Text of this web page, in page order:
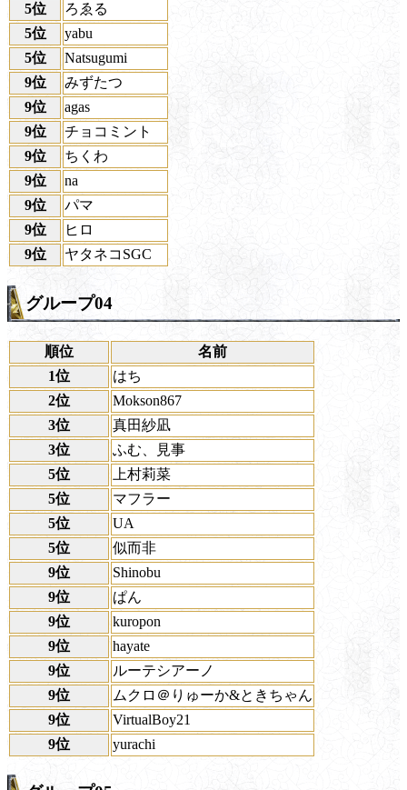
5位
ろゑる
5位
yabu
5位
Natsugumi
9位
みずたつ
9位
agas
9位
チョコミント
9位
ちくわ
9位
na
9位
パマ
9位
ヒロ
9位
ヤタネコSGC
グループ04
順位
名前
1位
はち
2位
Mokson867
3位
真田紗凪
3位
ふむ、見事
5位
上村莉菜
5位
マフラー
5位
UA
5位
似而非
9位
Shinobu
9位
ぱん
9位
kuropon
9位
hayate
9位
ルーテシアーノ
9位
ムクロ＠りゅーか&ときちゃん
9位
VirtualBoy21
9位
yurachi